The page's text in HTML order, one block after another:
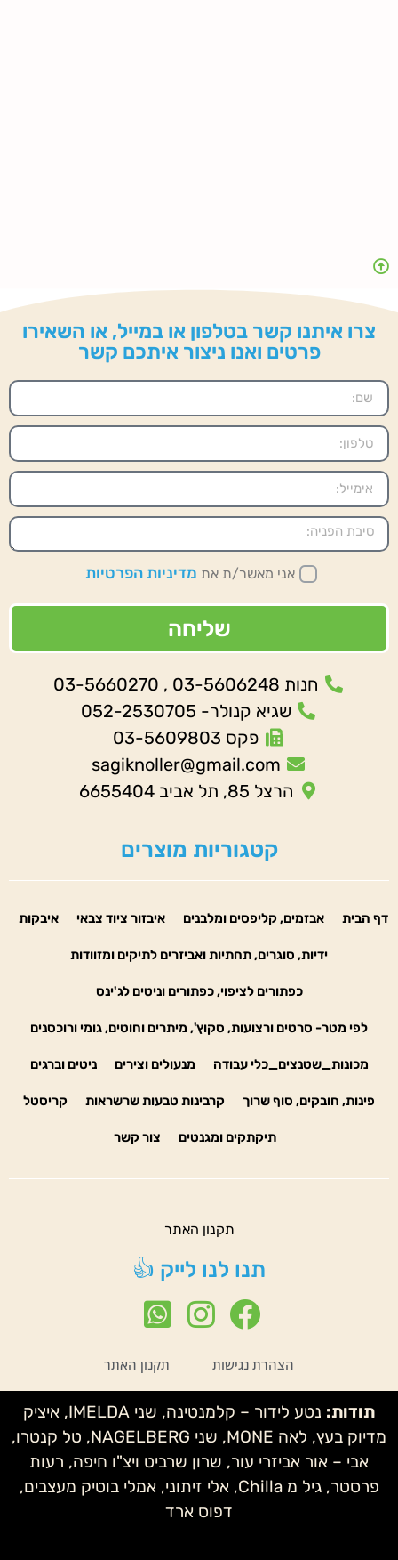
צרו איתנו קשר בטלפון או במייל, או השאירו
פרטים ואנו ניצור איתכם קשר
אני מאשר/ת את מדיניות הפרטיות
שליחה
חנות 03-5606248 , 03-5660270
שגיא קנולר- 052-2530705
פקס 03-5609803
sagiknoller@gmail.com
הרצל 85, תל אביב 6655404
קטגוריות מוצרים
דף הבית אבזמים, קליפסים ומלבנים איבזור ציוד צבאי איבקות
ידיות, סוגרים, תחתיות ואביזרים לתיקים ומזוודות
כפתורים לציפוי, כפתורים וניטים לג'ינס
לפי מטר- סרטים ורצועות, סקוץ', מיתרים וחוטים, גומי ורוכסנים
מכונות_שטנצים_כלי עבודה מנעולים וצירים ניטים וברגים
פינות, חובקים, סוף שרוך קרבינות טבעות שרשראות קריסטל
תיקתקים ומגנטים צור קשר
תקנון האתר
תנו לנו לייק 👍
הצהרת נגישות תקנון האתר
תודות:
נטע לידור – קלמנטינה, שני IMELDA, איציק
מדיוק בעץ, לאה MONE, שני NAGELBERG, טל קנטרו,
אבי – אור אביזרי עור, שרון שרביט ויצ"ו חיפה, רעות
פרסטר, גיל מ Chilla, אלי זיתוני, אמלי בוטיק מעצבים,
דפוס ארד